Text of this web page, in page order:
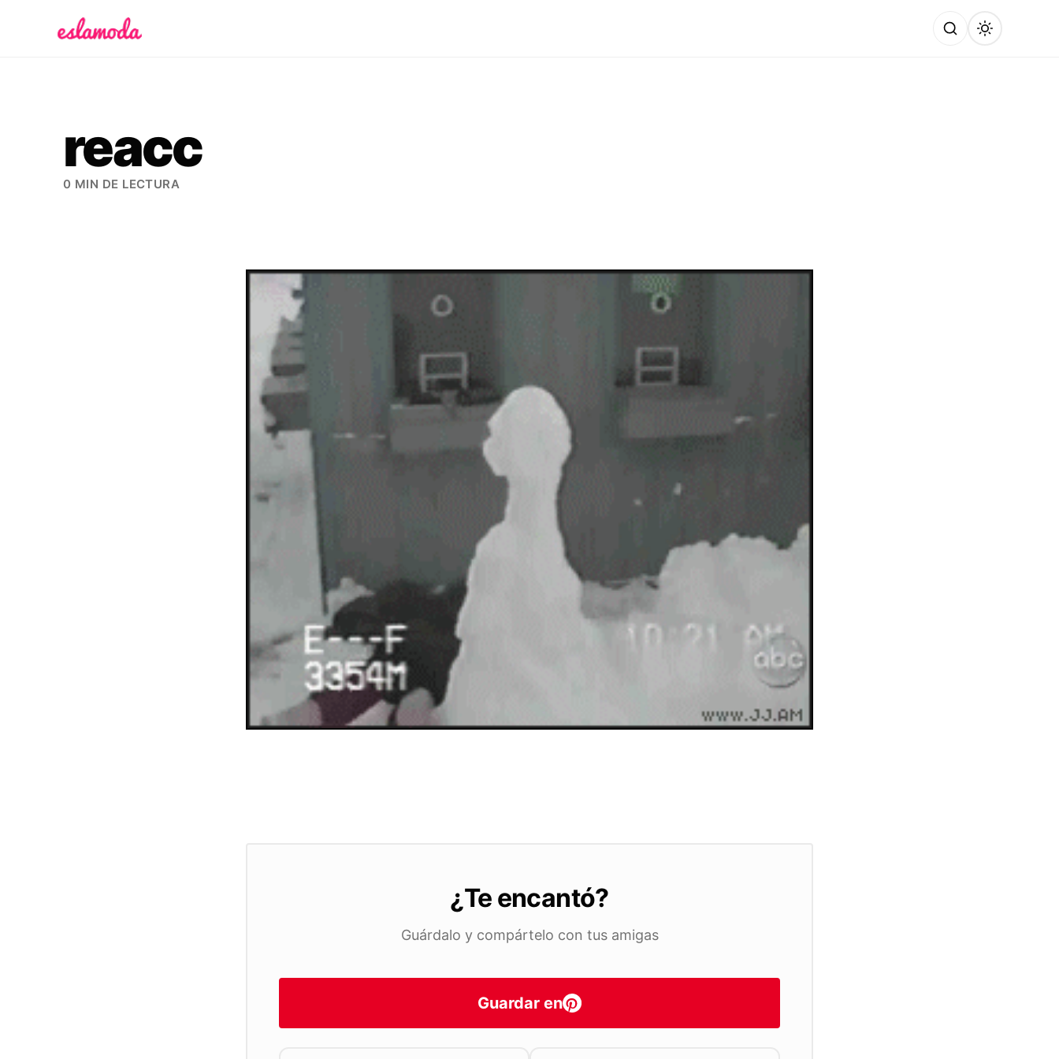
reacc
0 MIN DE LECTURA
¿Te encantó?
Guárdalo y compártelo con tus amigas
Guardar en